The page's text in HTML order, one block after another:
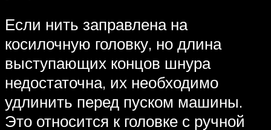
Если нить заправлена ​​на
косилочную головку, но длина
выступающих концов шнура
недостаточна, их необходимо
удлинить перед пуском машины.
Это относится к головке с ручной